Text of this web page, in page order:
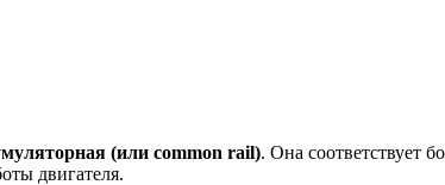
(или common rail). Она соответствует
двигателя.